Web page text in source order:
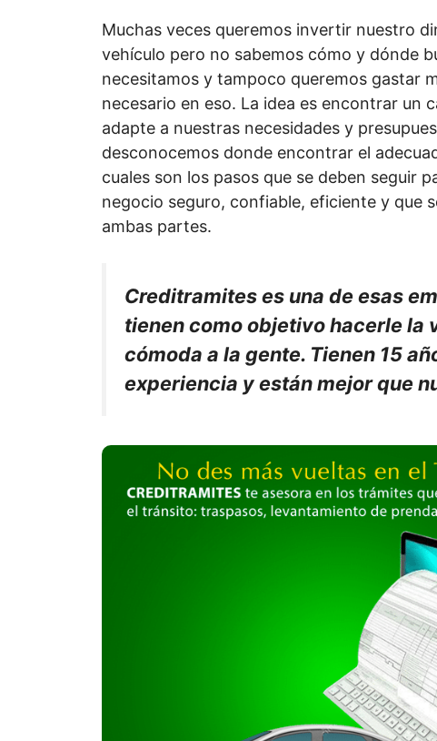
Muchas veces queremos invertir nuestro
vehículo pero no sabemos cómo y dónde
necesitamos y tampoco queremos gastar
necesario en eso. La idea es encontrar un
adapte a nuestras necesidades y
desconocemos donde encontrar el
cuales son los pasos que se deben seguir
negocio seguro, confiable, eficiente y que
ambas partes.
Creditramites es una de esas
tienen como objetivo hacerle la
cómoda a la gente. Tienen 15
experiencia y están mejor que